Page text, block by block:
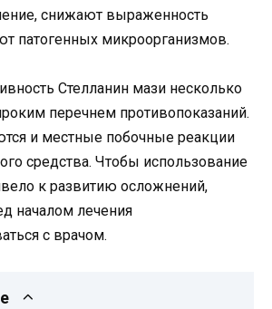
снижают выраженность
патогенных микроорганизмов.
Стелланин мази несколько
перечнем противопоказаний.
и местные побочные реакции
средства. Чтобы использование
к развитию осложнений,
началом лечения
с врачом.